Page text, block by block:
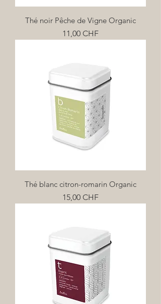
Thé noir Pêche de Vigne Organic
Prix
11,00 CHF
Thé blanc citron-romarin Organic
Prix
15,00 CHF